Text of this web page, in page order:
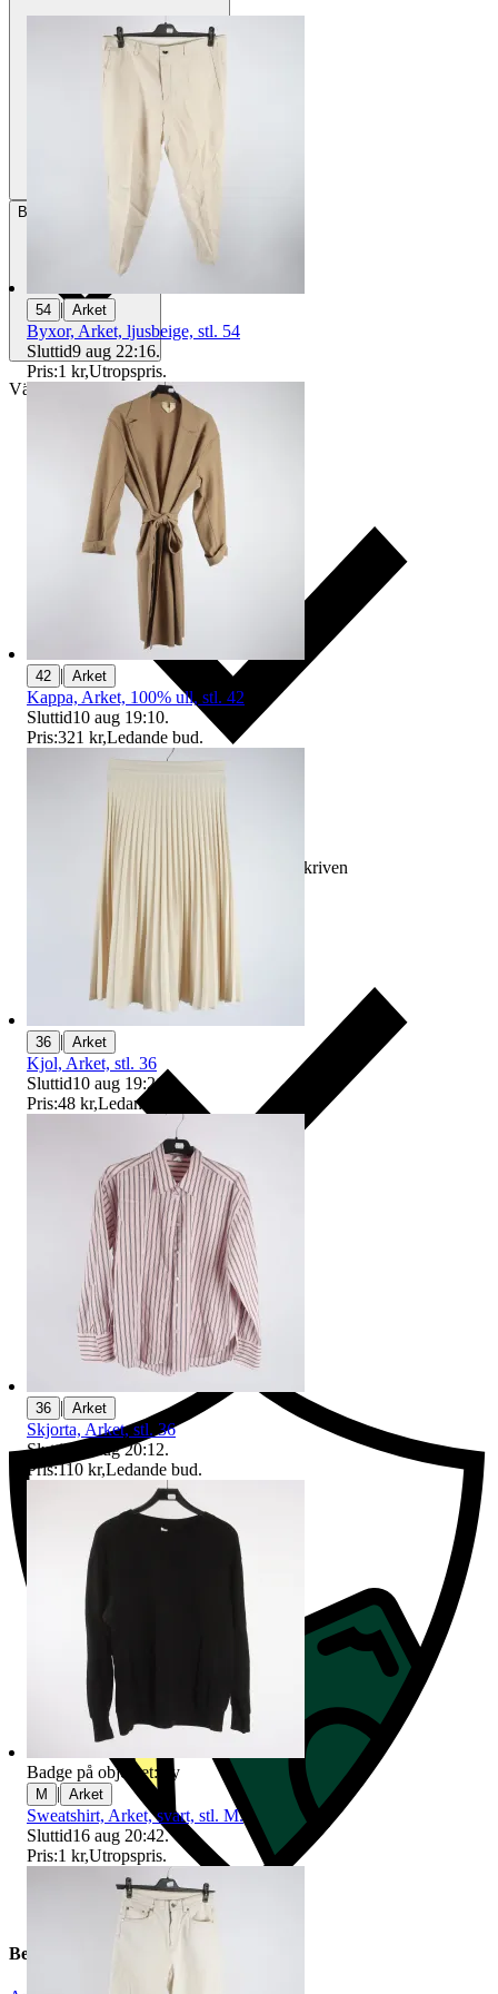
Betalning Via Tradera
Välj till köparskydd
Ersättning om varan inte är som beskriven
Ersättning om du inte får din vara
Beskrivning
54 | Arket
Byxor, Arket, ljusbeige, stl. 54
Sluttid9 aug 22:16.
Pris:1 kr,Utropspris.
42 | Arket
Kappa, Arket, 100% ull, stl. 42
Sluttid10 aug 19:10.
Pris:321 kr,Ledande bud.
36 | Arket
Kjol, Arket, stl. 36
Sluttid10 aug 19:21
Pris:48 kr,Ledande bud .
36 | Arket
Skjorta, Arket, stl. 36
Sluttid 10 aug 20:12.
Pris:110 kr,Ledande bud.
Badge på objektet: Ny
M | Arket
Sweatshirt, Arket, svart, stl. M.
Sluttid16 aug 20:42.
Pris:1 kr,Utropspris.